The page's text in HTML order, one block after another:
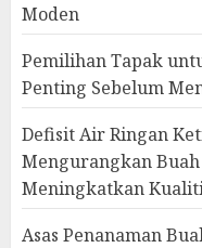
Moden
Pemilihan Tapak
Penting Sebelum
Defisit Air Ringan
Mengurangkan
Meningkatkan
Asas Penanaman